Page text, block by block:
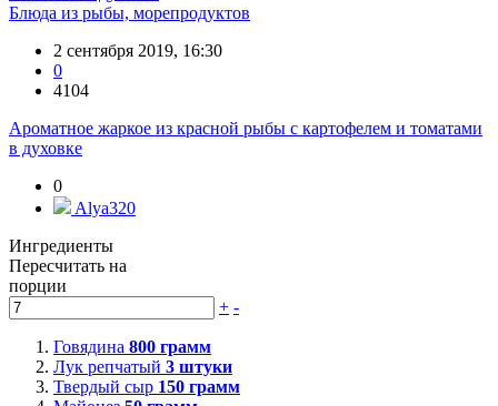
Блюда из рыбы, морепродуктов
2 сентября 2019, 16:30
0
4104
Ароматное жаркое из красной рыбы с картофелем и томатами
в духовке
0
Alya320
Ингредиенты
Пересчитать на
порции
+ -
Говядина 800 грамм
Лук репчатый 3 штуки
Твердый сыр 150 грамм